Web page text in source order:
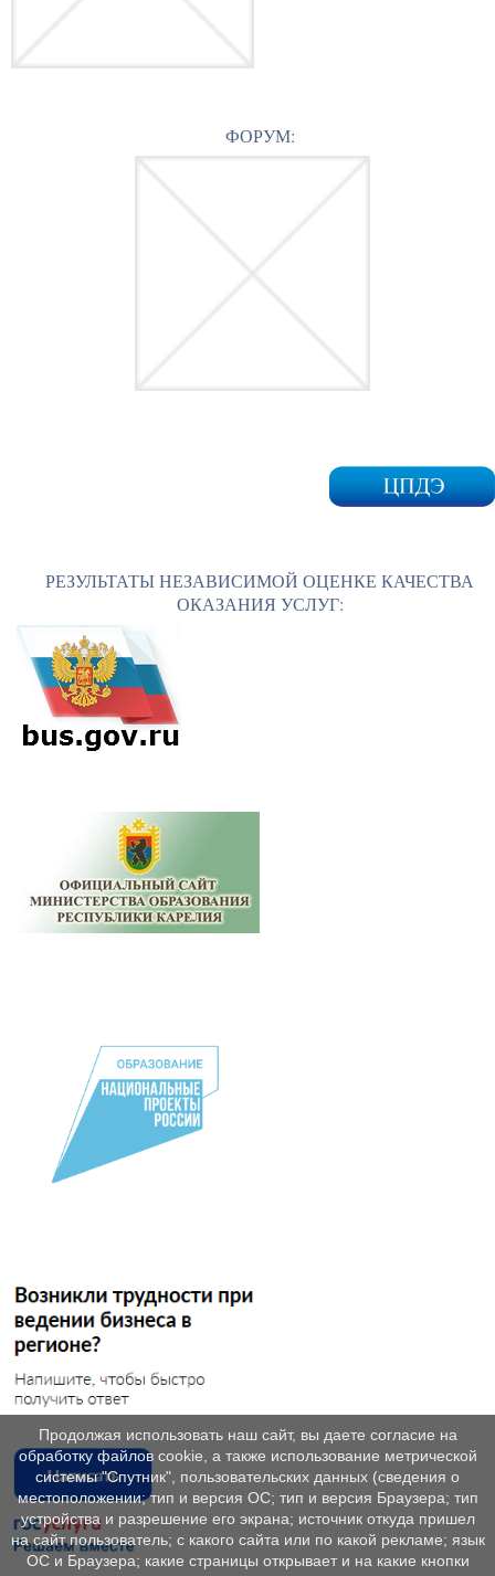
ФОРУМ:
РЕЗУЛЬТАТЫ НЕЗАВИСИМОЙ ОЦЕНКЕ КАЧЕСТВА
ОКАЗАНИЯ УСЛУГ:
Продолжая использовать наш сайт, вы даете согласие на
обработку файлов cookie, а также использование метрической
системы "Спутник", пользовательских данных (сведения о
местоположении; тип и версия ОС; тип и версия Браузера; тип
устройства и разрешение его экрана; источник откуда пришел
на сайт пользователь; с какого сайта или по какой рекламе; язык
ОС и Браузера; какие страницы открывает и на какие кнопки